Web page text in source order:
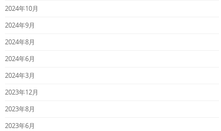
2024年10月
2024年9月
2024年8月
2024年6月
2024年3月
2023年12月
2023年8月
2023年6月